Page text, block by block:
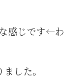
感じです←わ
した。